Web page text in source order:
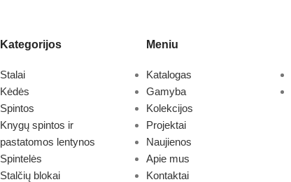
Kategorijos
Stalai
Kėdės
Spintos
Knygų spintos ir
pastatomos lentynos
Spintelės
Stalčių blokai
Meniu
Katalogas
Gamyba
Kolekcijos
Projektai
Naujienos
Apie mus
Kontaktai